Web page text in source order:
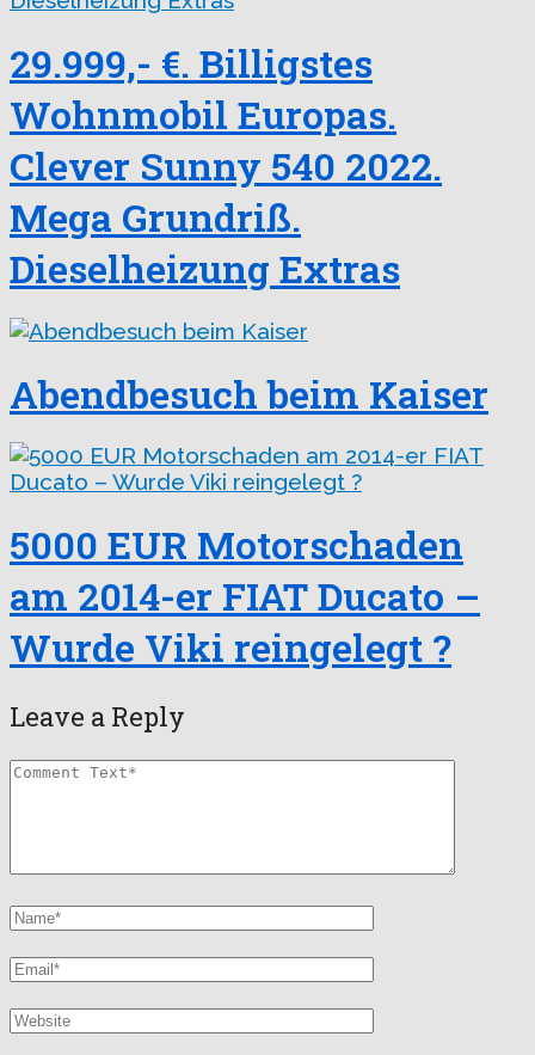
29.999,- €. Billigstes
Wohnmobil Europas.
Clever Sunny 540 2022.
Mega Grundriß.
Dieselheizung Extras
Abendbesuch beim Kaiser
5000 EUR Motorschaden
am 2014-er FIAT Ducato –
Wurde Viki reingelegt ?
Leave a Reply